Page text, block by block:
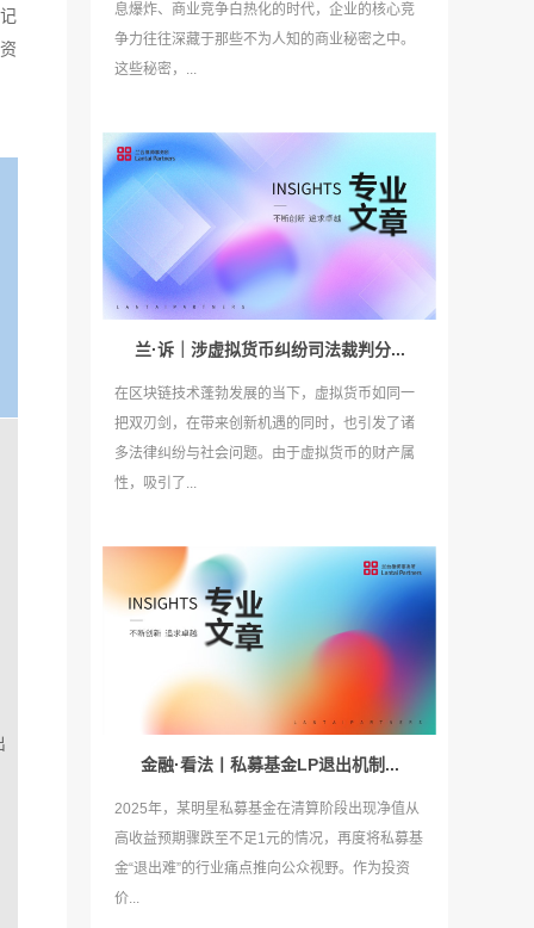
息爆炸、商业竞争白热化的时代，企业的核心竞
争力往往深藏于那些不为人知的商业秘密之中。
这些秘密，...
兰·诉｜涉虚拟货币纠纷司法裁判分...
在区块链技术蓬勃发展的当下，虚拟货币如同一
把双刃剑，在带来创新机遇的同时，也引发了诸
多法律纠纷与社会问题。由于虚拟货币的财产属
性，吸引了...
金融·看法丨私募基金LP退出机制...
2025年，某明星私募基金在清算阶段出现净值从
高收益预期骤跌至不足1元的情况，再度将私募基
金“退出难”的行业痛点推向公众视野。作为投资
价...